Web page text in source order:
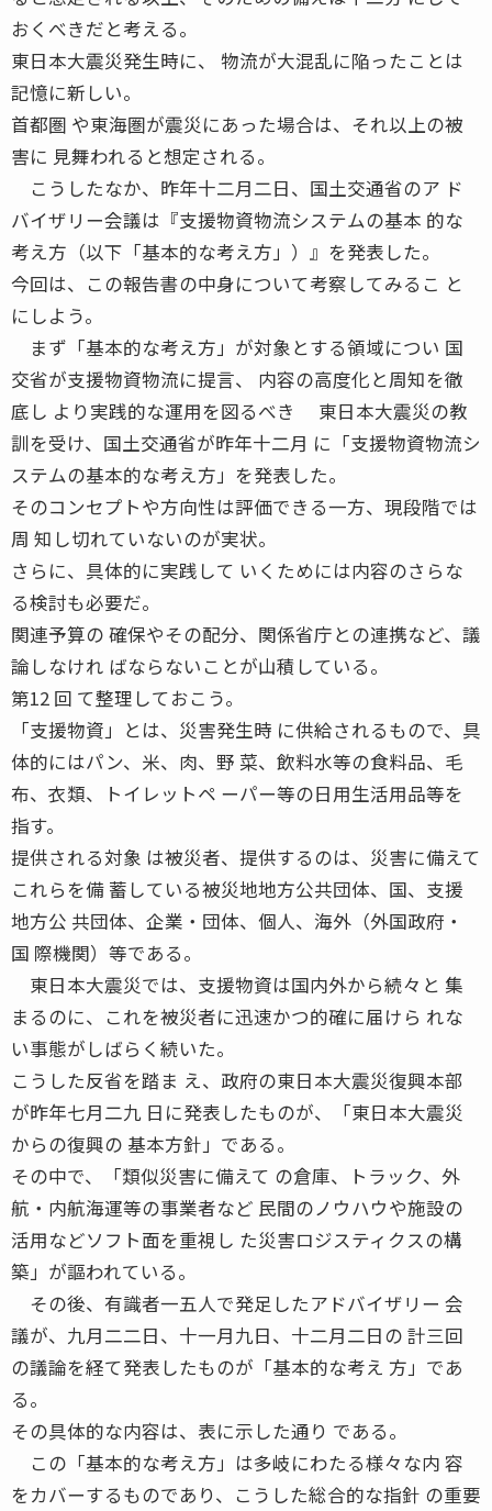
おくべきだと考える。
東日本大震災発生時に、 物流が大混乱に陥ったことは
記憶に新しい。
首都圏 や東海圏が震災にあった場合は、それ以上の被
害に 見舞われると想定される。
こうしたなか、昨年十二月二日、国土交通省のア ド
バイザリー会議は『支援物資物流システムの基本 的な
考え方（以下「基本的な考え方」）』を発表した。
今回は、この報告書の中身について考察してみるこ と
にしよう。
まず「基本的な考え方」が対象とする領域につい 国
交省が支援物資物流に提言、 内容の高度化と周知を徹
底し より実践的な運用を図るべき 東日本大震災の教
訓を受け、国土交通省が昨年十二月 に「支援物資物流シ
ステムの基本的な考え方」を発表した。
そのコンセプトや方向性は評価できる一方、現段階では
周 知し切れていないのが実状。
さらに、具体的に実践して いくためには内容のさらな
る検討も必要だ。
関連予算の 確保やその配分、関係省庁との連携など、議
論しなけれ ばならないことが山積している。
第12 回 て整理しておこう。
「支援物資」とは、災害発生時 に供給されるもので、具
体的にはパン、米、肉、野 菜、飲料水等の食料品、毛
布、衣類、トイレットペ ーパー等の日用生活用品等を
指す。
提供される対象 は被災者、提供するのは、災害に備えて
これらを備 蓄している被災地地方公共団体、国、支援
地方公 共団体、企業・団体、個人、海外（外国政府・
国 際機関）等である。
東日本大震災では、支援物資は国内外から続々と 集
まるのに、これを被災者に迅速かつ的確に届けら れな
い事態がしばらく続いた。
こうした反省を踏ま え、政府の東日本大震災復興本部
が昨年七月二九 日に発表したものが、「東日本大震災
からの復興の 基本方針」である。
その中で、「類似災害に備えて の倉庫、トラック、外
航・内航海運等の事業者など 民間のノウハウや施設の
活用などソフト面を重視し た災害ロジスティクスの構
築」が謳われている。
その後、有識者一五人で発足したアドバイザリー 会
議が、九月二二日、十一月九日、十二月二日の 計三回
の議論を経て発表したものが「基本的な考え 方」であ
る。
その具体的な内容は、表に示した通り である。
この「基本的な考え方」は多岐にわたる様々な内 容
をカバーするものであり、こうした総合的な指針 の重要